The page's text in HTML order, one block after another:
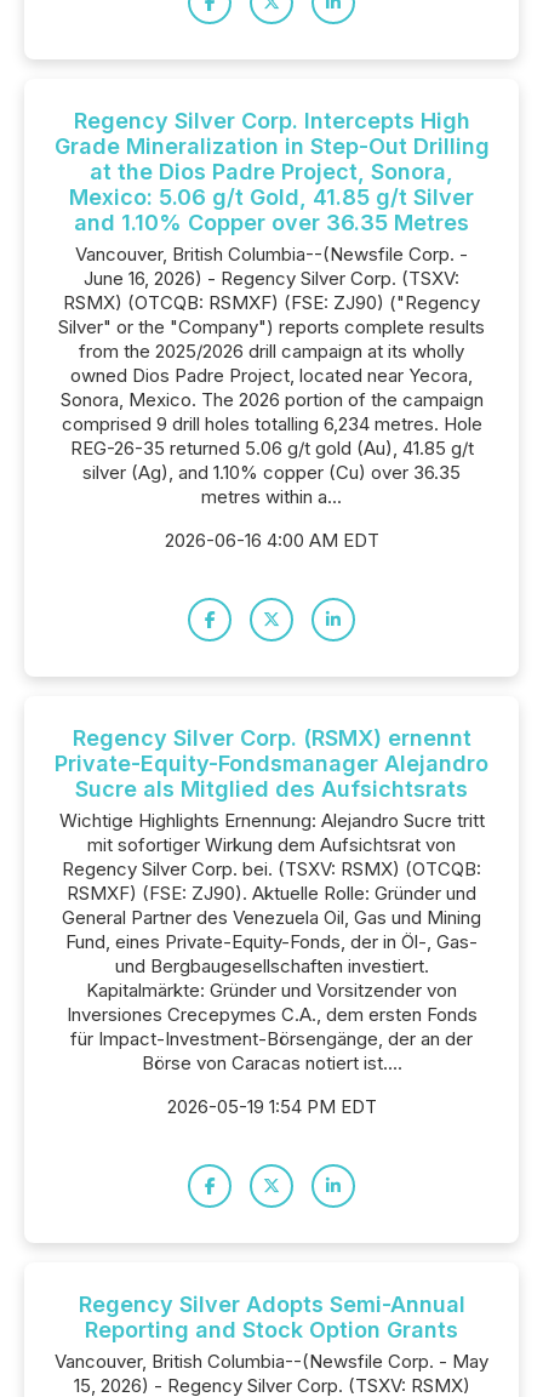
Regency Silver Corp. Intercepts High
Grade Mineralization in Step-Out Drilling
at the Dios Padre Project, Sonora,
Mexico: 5.06 g/t Gold, 41.85 g/t Silver
and 1.10% Copper over 36.35 Metres
Vancouver, British Columbia--(Newsfile Corp. -
June 16, 2026) - Regency Silver Corp. (TSXV:
RSMX) (OTCQB: RSMXF) (FSE: ZJ90) ("Regency
Silver" or the "Company") reports complete results
from the 2025/2026 drill campaign at its wholly
owned Dios Padre Project, located near Yecora,
Sonora, Mexico. The 2026 portion of the campaign
comprised 9 drill holes totalling 6,234 metres. Hole
REG-26-35 returned 5.06 g/t gold (Au), 41.85 g/t
silver (Ag), and 1.10% copper (Cu) over 36.35
metres within a...
2026-06-16 4:00 AM EDT
Regency Silver Corp. (RSMX) ernennt
Private-Equity-Fondsmanager Alejandro
Sucre als Mitglied des Aufsichtsrats
Wichtige Highlights Ernennung: Alejandro Sucre tritt
mit sofortiger Wirkung dem Aufsichtsrat von
Regency Silver Corp. bei. (TSXV: RSMX) (OTCQB:
RSMXF) (FSE: ZJ90). Aktuelle Rolle: Gründer und
General Partner des Venezuela Oil, Gas und Mining
Fund, eines Private-Equity-Fonds, der in Öl-, Gas-
und Bergbaugesellschaften investiert.
Kapitalmärkte: Gründer und Vorsitzender von
Inversiones Crecepymes C.A., dem ersten Fonds
für Impact-Investment-Börsengänge, der an der
Börse von Caracas notiert ist....
2026-05-19 1:54 PM EDT
Regency Silver Adopts Semi-Annual
Reporting and Stock Option Grants
Vancouver, British Columbia--(Newsfile Corp. - May
15, 2026) - Regency Silver Corp. (TSXV: RSMX)